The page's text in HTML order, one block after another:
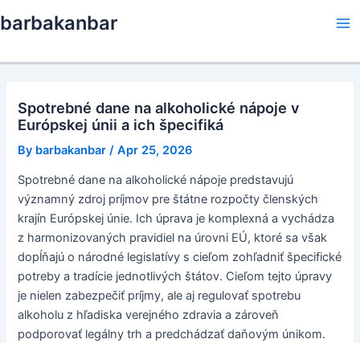
to
barbakanbar
Spotrebné dane na alkoholické nápoje v
Európskej únii a ich špecifiká
By barbakanbar /Apr 25, 2026
Spotrebné dane na alkoholické nápoje predstavujú
významný zdroj príjmov pre štátne rozpočty členských
krajín Európskej únie. Ich úprava je komplexná a vychádza
z harmonizovaných pravidiel na úrovni EÚ, ktoré sa však
dopĺňajú o národné legislatívy s cieľom zohľadniť špecifické
potreby a tradície jednotlivých štátov. Cieľom tejto úpravy
je nielen zabezpečiť príjmy, ale aj regulovať spotrebu
alkoholu z hľadiska verejného zdravia a zároveň
podporovať legálny trh a predchádzať daňovým únikom.